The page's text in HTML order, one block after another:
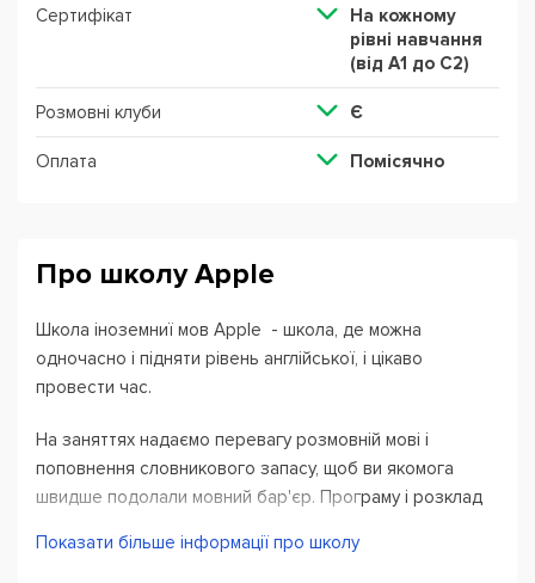
Сертифікат
На кожному
рівні навчання
(від А1 до С2)
Розмовні клуби Є
Оплата Помісячно
Про школу Apple
Школа іноземниї мов Apple - школа, де можна
одночасно і підняти рівень англійської, і цікаво
провести час.
На заняттях надаємо перевагу розмовній мові і
поповнення словникового запасу, щоб ви якомога
швидше подолали мовний бар'єр. Програму і розклад
або для групи, щоб ви досягли своєї мети у вивченні
Показати більше інформації про школу